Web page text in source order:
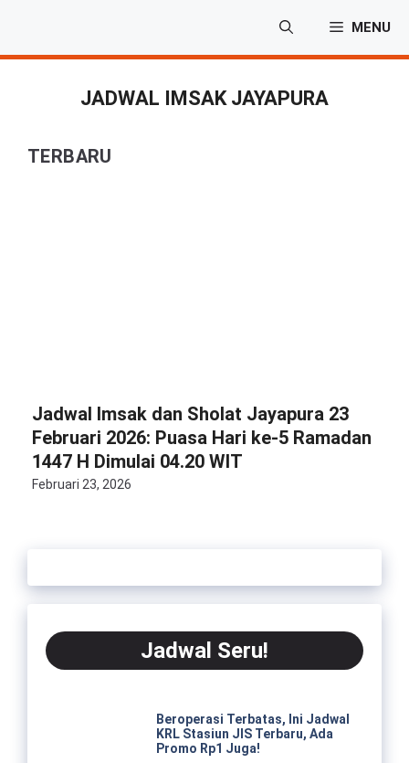
isi
MENU
JADWAL IMSAK JAYAPURA
TERBARU
Jadwal Imsak dan Sholat Jayapura 23
Februari 2026: Puasa Hari ke-5 Ramadan
1447 H Dimulai 04.20 WIT
Februari 23, 2026
Jadwal Seru!
Beroperasi Terbatas, Ini Jadwal
KRL Stasiun JIS Terbaru, Ada
Promo Rp1 Juga!